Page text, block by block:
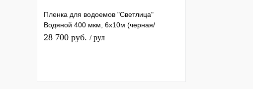
Пленка для водоемов "Светлица"
Водяной 400 мкм, 6х10м (черная/
морская волна)
28 700 руб. / рул